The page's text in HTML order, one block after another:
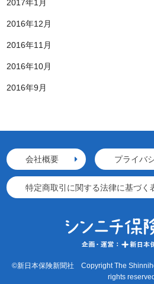
2017年1月
2016年12月
2016年11月
2016年10月
2016年9月
会社概要 プライバ
特定商取引に関する法律に基づく
©新日本保険新聞社 Copyright The
rights